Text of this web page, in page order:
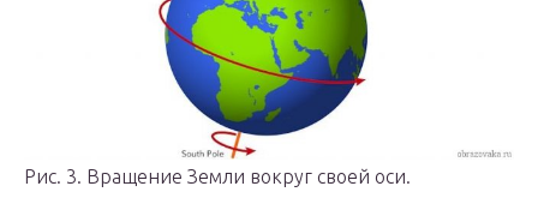
Рис. 3. Вращение Земли вокруг своей оси.